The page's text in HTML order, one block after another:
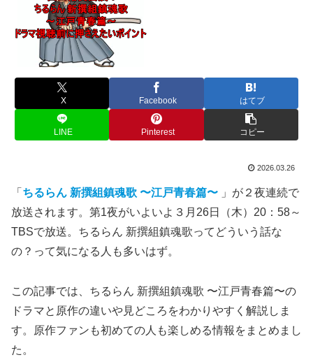
X Facebook はてブ
LINE Pinterest コピー
2026.03.26
「 ちるらん 新撰組鎮魂歌 〜江戸青春篇〜 」が２夜連続で
放送されます。第1夜がいよいよ３月26日（木）20：58～
TBSで放送。ちるらん 新撰組鎮魂歌ってどういう話な
の？って気になる人も多いはず。
この記事では、ちるらん 新撰組鎮魂歌 〜江戸青春篇〜の
ドラマと原作の違いや見どころをわかりやすく解説しま
す。原作ファンも初めての人も楽しめる情報をまとめまし
た。